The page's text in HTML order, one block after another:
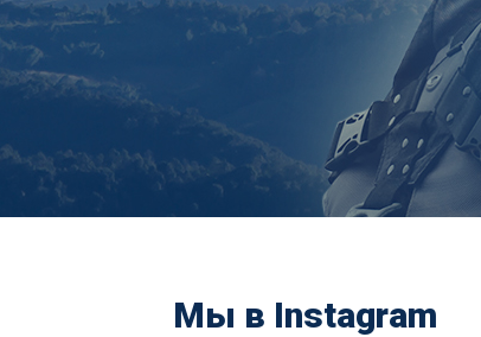
Мы в Instagram